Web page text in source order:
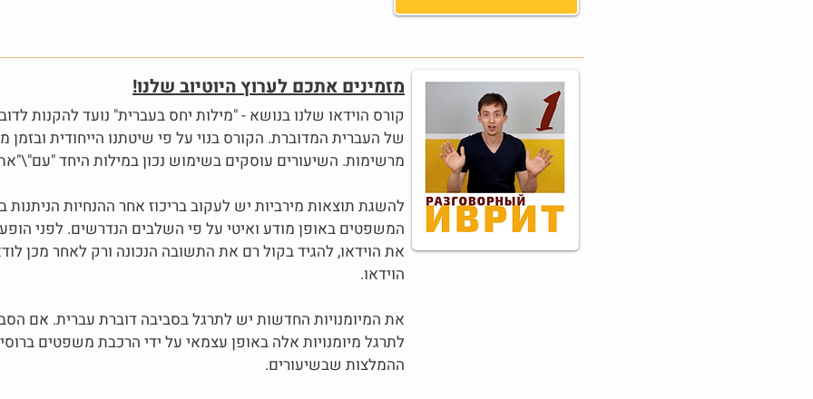
מזמינים אתכם לערוץ היוטיוב שלנו!
קורס הוידאו שלנו בנושא - "מילות יחס בעברית" נועד להקנות
של העברית המדוברת. הקורס בנוי על פי שיטתנו הייחודית
מרשימות. השיעורים עוסקים בשימוש נכון במילות היחד
להשגת תוצאות מירביות יש לעקוב בריכוז אחר ההנחיות
המשפטים באופן מודע ואיטי על פי השלבים הנדרשים. לפני
את הוידאו, להגיד בקול רם את התשובה הנכונה ורק לאחר מכן
הוידאו.
את המיומנויות החדשות יש לתרגל בסביבה דוברת עברית. אם
לתרגל מיומנויות אלה באופן עצמאי על ידי הרכבת משפטים
ההמלצות שבשיעורים.